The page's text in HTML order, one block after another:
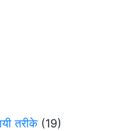
तरीके‎ (19)